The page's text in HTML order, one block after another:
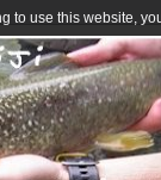
to use this website,